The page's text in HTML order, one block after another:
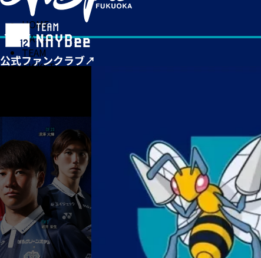
HOME
MATCH
TEAM
TICKET